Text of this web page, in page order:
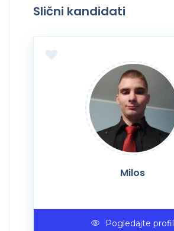
Slični kandidati
Milos
Pogledajte profil